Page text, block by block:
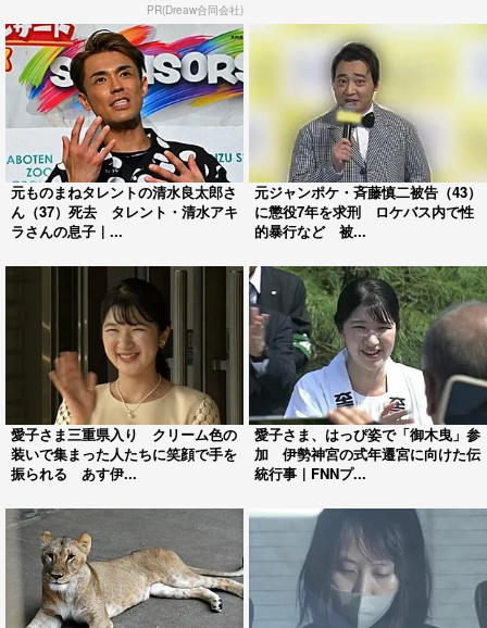
PR(Dreaw合同会社)
元ものまねタレントの清水良太郎さ
ん（37）死去 タレント・清水アキ
ラさんの息子｜...
元ジャンポケ・斉藤慎二被告（43）
に懲役7年を求刑 ロケバス内で性
的暴行など 被...
愛子さま三重県入り クリーム色の
装いで集まった人たちに笑顔で手を
振られる あす伊...
愛子さま、はっぴ姿で「御木曳」参
加 伊勢神宮の式年遷宮に向けた伝
統行事｜FNNプ...